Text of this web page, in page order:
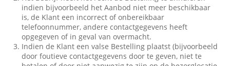
indien bijvoorbeeld het Aanbod niet meer beschikbaar
is, de Klant een incorrect of onbereikbaar
telefoonnummer, andere contactgegevens heeft
opgegeven of in geval van overmacht.
Indien de Klant een valse Bestelling plaatst (bijvoorbeeld
door foutieve contactgegevens door te geven, niet te